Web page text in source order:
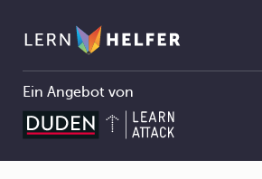
Ein Angebot von
Pfadnavigation
Chemie 5 Periodensystem der Elemente